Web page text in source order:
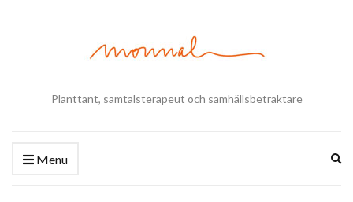
Planttant, samtalsterapeut och samhällsbetraktare
Menu